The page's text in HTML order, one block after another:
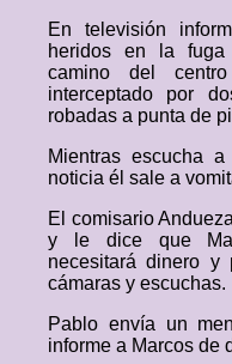
En televisión
heridos en la fuga
camino del
interceptado por
robadas a punta de
Mientras escucha
noticia él sale a
El comisario
y le dice que
necesitará dinero y
cámaras y escuchas.
Pablo envía un
informe a Marcos de